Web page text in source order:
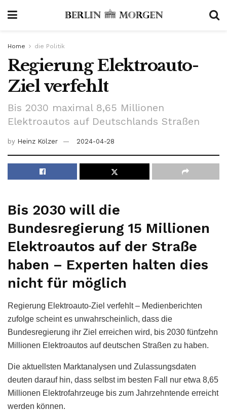
Home die Politik
Regierung Elektroauto-
Ziel verfehlt
Bis 2030 maximal 8,65 Millionen
Elektroautos auf Deutschlands Straßen
by Heinz Kölzer 2024-04-28
Bis 2030 will die
Bundesregierung 15 Millionen
Elektroautos auf der Straße
haben – Experten halten dies
nicht für möglich
Regierung Elektroauto-Ziel verfehlt – Medienberichten
zufolge scheint es unwahrscheinlich, dass die
Bundesregierung ihr Ziel erreichen wird, bis 2030 fünfzehn
Millionen Elektroautos auf deutschen Straßen zu haben.
Die aktuellsten Marktanalysen und Zulassungsdaten
deuten darauf hin, dass selbst im besten Fall nur etwa 8,65
Millionen Elektrofahrzeuge bis zum Jahrzehntende erreicht
werden können.